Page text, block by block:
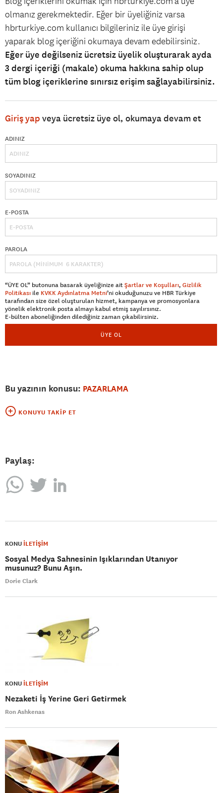
olmanız gerekmektedir. Eğer bir üyeliğiniz varsa
hbrturkiye.com kullanıcı bilgileriniz ile üye girişi
yaparak blog içeriğini okumaya devam edebilirsiniz.
Eğer üye değilseniz ücretsiz üyelik oluşturarak ayda
3 dergi içeriği (makale) okuma hakkına sahip olup
tüm blog içeriklerine sınırsız erişim sağlayabilirsiniz.
Giriş yap veya ücretsiz üye ol, okumaya devam et
ADINIZ
SOYADINIZ
E-POSTA
PAROLA
“ÜYE OL” butonuna basarak üyeliğinize aitŞartlar ve Koşulları, Gizlilik
Politikası ile KVKK Aydınlatma Metni’ni okuduğunuzu ve HBR Türkiye
tarafından size özel oluşturulan hizmet, kampanya ve promosyonlara
yönelik elektronik posta almayı kabul etmiş sayılırsınız.
E-bülten aboneliğinden dilediğiniz zaman çıkabilirsiniz.
ÜYE OL
Bu yazının konusu: PAZARLAMA
KONUYU TAKIP ET
Paylaş:
KONU İLETİŞİM
Sosyal Medya Sahnesinin Işıklarından Utanıyor
musunuz? Bunu Aşın.
Dorie Clark
KONU İLETİŞİM
Nezaketi İş Yerine Geri Getirmek
Ron Ashkenas